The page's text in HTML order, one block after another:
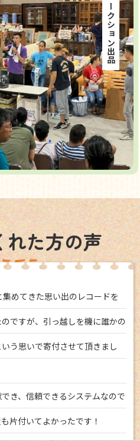
海外オークション出品
れた方の声
めてきた思い出のレコードを
ですが、引っ越しを機に誰かの
う思いで寄付させて頂きまし
き、信頼できるシステムなので
片付いてよかったです！